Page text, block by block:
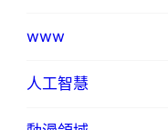
www
人工智慧